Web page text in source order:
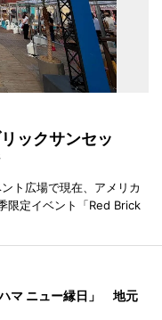
ックサンセッ
ト広場で現在、アメリカ
限定イベント「Red Brick
マ ニュー縁日」 地元